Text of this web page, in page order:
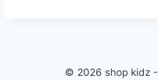
© 2026 shop kidz -